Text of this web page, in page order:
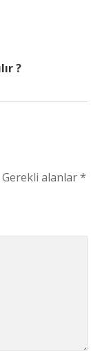
?
Gerekli alanlar*